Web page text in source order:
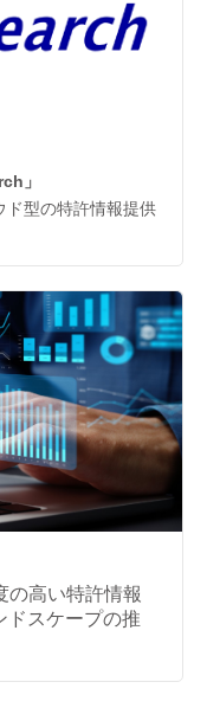
」
ド型の特許情報提供
の高い特許情報
ドスケープの推